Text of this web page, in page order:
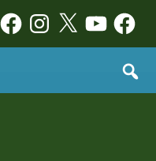
FacebookInstagram
X YouTube